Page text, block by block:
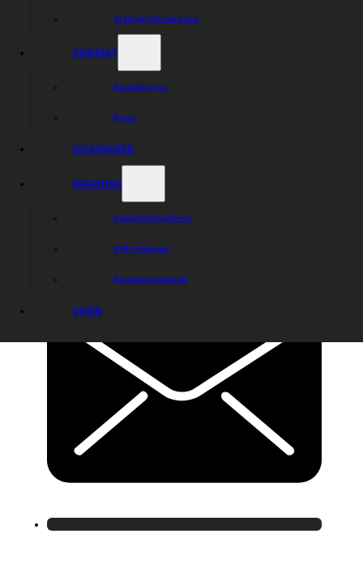
Träning/Öppen bana
KONTAKT
Kontakta oss
Press
SOUVENIRER
MARKNAD
Samarbetspartners
1947-klubben
Kontakta marknad
VIPEN